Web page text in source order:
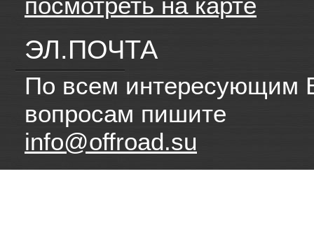
посмотреть на карте
ЭЛ.ПОЧТА
По всем интересующим
вопросам пишите
info@offroad.su